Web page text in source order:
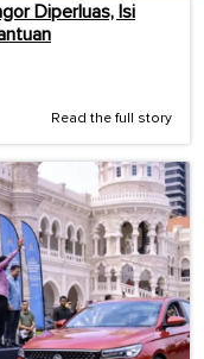
Diperluas, Isi
Read the full story